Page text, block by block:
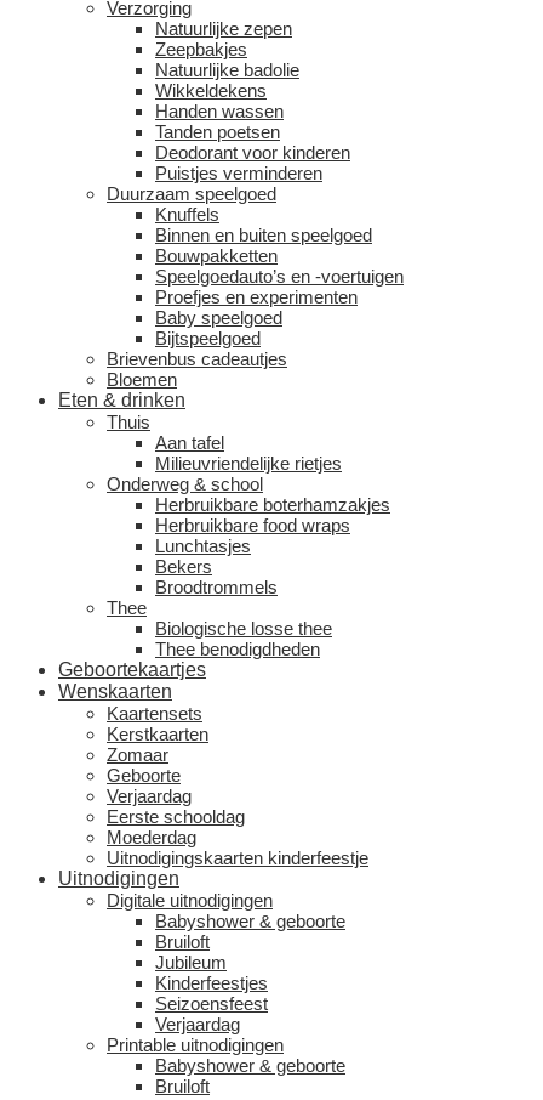
Verzorging
Natuurlijke zepen
Zeepbakjes
Natuurlijke badolie
Wikkeldekens
Handen wassen
Tanden poetsen
Deodorant voor kinderen
Puistjes verminderen
Duurzaam speelgoed
Knuffels
Binnen en buiten speelgoed
Bouwpakketten
Speelgoedauto’s en -voertuigen
Proefjes en experimenten
Baby speelgoed
Bijtspeelgoed
Brievenbus cadeautjes
Bloemen
Eten & drinken
Thuis
Aan tafel
Milieuvriendelijke rietjes
Onderweg & school
Herbruikbare boterhamzakjes
Herbruikbare food wraps
Lunchtasjes
Bekers
Broodtrommels
Thee
Biologische losse thee
Thee benodigdheden
Geboortekaartjes
Wenskaarten
Kaartensets
Kerstkaarten
Zomaar
Geboorte
Verjaardag
Eerste schooldag
Moederdag
Uitnodigingskaarten kinderfeestje
Uitnodigingen
Digitale uitnodigingen
Babyshower & geboorte
Bruiloft
Jubileum
Kinderfeestjes
Seizoensfeest
Verjaardag
Printable uitnodigingen
Babyshower & geboorte
Bruiloft